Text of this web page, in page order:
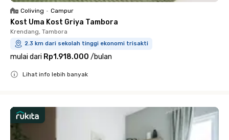
Coliving • Campur
Kost Uma Kost Griya Tambora
Krendang, Tambora
2.3 km dari sekolah tinggi ekonomi trisakti
mulai dari Rp1.918.000 /bulan
Lihat info lebih banyak